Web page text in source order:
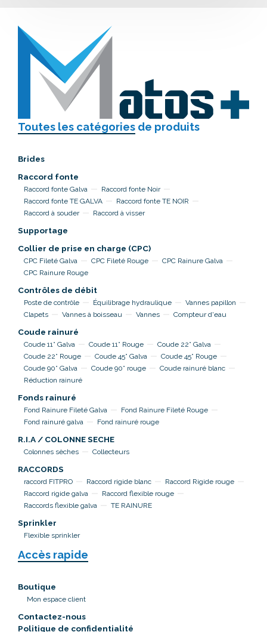
Toutes les catégories de produits
Brides
Raccord fonte
Raccord fonte Galva
Raccord fonte Noir
Raccord fonte TE GALVA
Raccord fonte TE NOIR
Raccord à souder
Raccord à visser
Supportage
Collier de prise en charge (CPC)
CPC Fileté Galva CPC Fileté Rouge
CPC Rainure Galva
CPC Rainure Rouge
Contrôles de débit
Poste de contrôle Équilibrage hydraulique
Vannes papillon
Clapets
Vannes à boisseau Vannes Compteur d'eau
Coude rainuré
Coude 11° Galva Coude 11° Rouge
Coude 22° Galva
Coude 22° Rouge
Coude 45° Galva
Coude 45° Rouge
Coude 90° Galva
Coude 90° rouge
Coude rainuré blanc
Réduction rainuré
Fonds rainuré
Fond Rainure Fileté Galva
Fond Rainure Fileté Rouge
Fond rainuré galva
Fond rainuré rouge
R.I.A / COLONNE SECHE
Colonnes sèches Collecteurs
RACCORDS
raccord FITPRO Raccord rigide blanc
Raccord Rigide rouge
Raccord rigide galva
Raccord flexible rouge
Raccords flexible galva
TE RAINURE
Sprinkler
Flexible sprinkler
Accès rapide
Boutique
Mon espace client
Contactez-nous
Politique de confidentialité